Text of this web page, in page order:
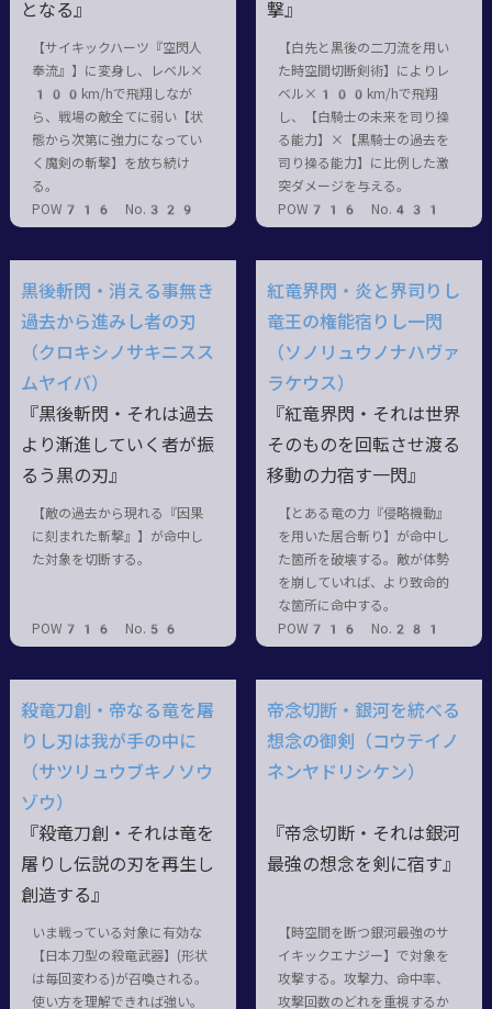
となる』
【サイキックハーツ『空閃人
奉流』】に変身し、レベル×
100km/hで飛翔しなが
ら、戦場の敵全てに弱い【状
態から次第に強力になってい
く魔剣の斬撃】を放ち続け
る。
POW716 No.329
撃』
【白先と黒後の二刀流を用い
た時空間切断剣術】によりレ
ベル×100km/hで飛翔
し、【白騎士の未来を司り操
る能力】×【黒騎士の過去を
司り操る能力】に比例した激
突ダメージを与える。
POW716 No.431
黒後斬閃・消える事無き
過去から進みし者の刃
（クロキシノサキニスス
ムヤイバ）
『黒後斬閃・それは過去
より漸進していく者が振
るう黒の刃』
【敵の過去から現れる『因果
に刻まれた斬撃』】が命中し
た対象を切断する。
POW716 No.56
紅竜界閃・炎と界司りし
竜王の権能宿りし一閃
（ソノリュウノナハヴァ
ラケウス）
『紅竜界閃・それは世界
そのものを回転させ渡る
移動の力宿す一閃』
【とある竜の力『侵略機動』
を用いた居合斬り】が命中し
た箇所を破壊する。敵が体勢
を崩していれば、より致命的
な箇所に命中する。
POW716 No.281
殺竜刀創・帝なる竜を屠
りし刃は我が手の中に
（サツリュウブキノソウ
ゾウ）
『殺竜刀創・それは竜を
屠りし伝説の刃を再生し
創造する』
いま戦っている対象に有効な
【日本刀型の殺竜武器】(形状
は毎回変わる)が召喚される。
使い方を理解できれば強い。
帝念切断・銀河を統べる
想念の御剣（コウテイノ
ネンヤドリシケン）
『帝念切断・それは銀河
最強の想念を剣に宿す』
【時空間を断つ銀河最強のサ
イキックエナジー】で対象を
攻撃する。攻撃力、命中率、
攻撃回数のどれを重視するか